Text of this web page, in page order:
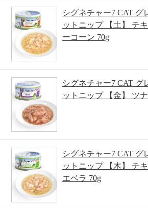
シグネチャー7 CAT グ
ットニップ 【土】 チ
ーコーン 70g
シグネチャー7 CAT グ
ットニップ 【金】 ツ
シグネチャー7 CAT グ
ットニップ 【木】 チ
エベラ 70g